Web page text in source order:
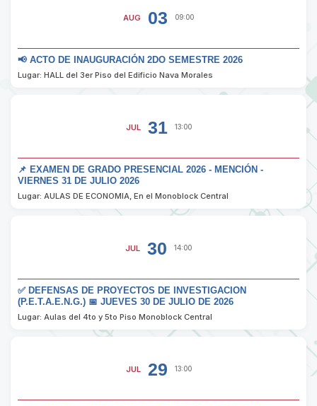
AUG 03 09:00
📢 ACTO DE INAUGURACIÓN 2DO SEMESTRE 2026
Lugar: HALL del 3er Piso del Edificio Nava Morales
JUL 31 13:00
📌 EXAMEN DE GRADO PRESENCIAL 2026 - MENCIÓN -
VIERNES 31 DE JULIO 2026
Lugar: AULAS DE ECONOMIA, En el Monoblock Central
JUL 30 14:00
✅ DEFENSAS DE PROYECTOS DE INVESTIGACION
(P.E.T.A.E.N.G.) 📅 JUEVES 30 DE JULIO DE 2026
Lugar: Aulas del 4to y 5to Piso Monoblock Central
JUL 29 13:00